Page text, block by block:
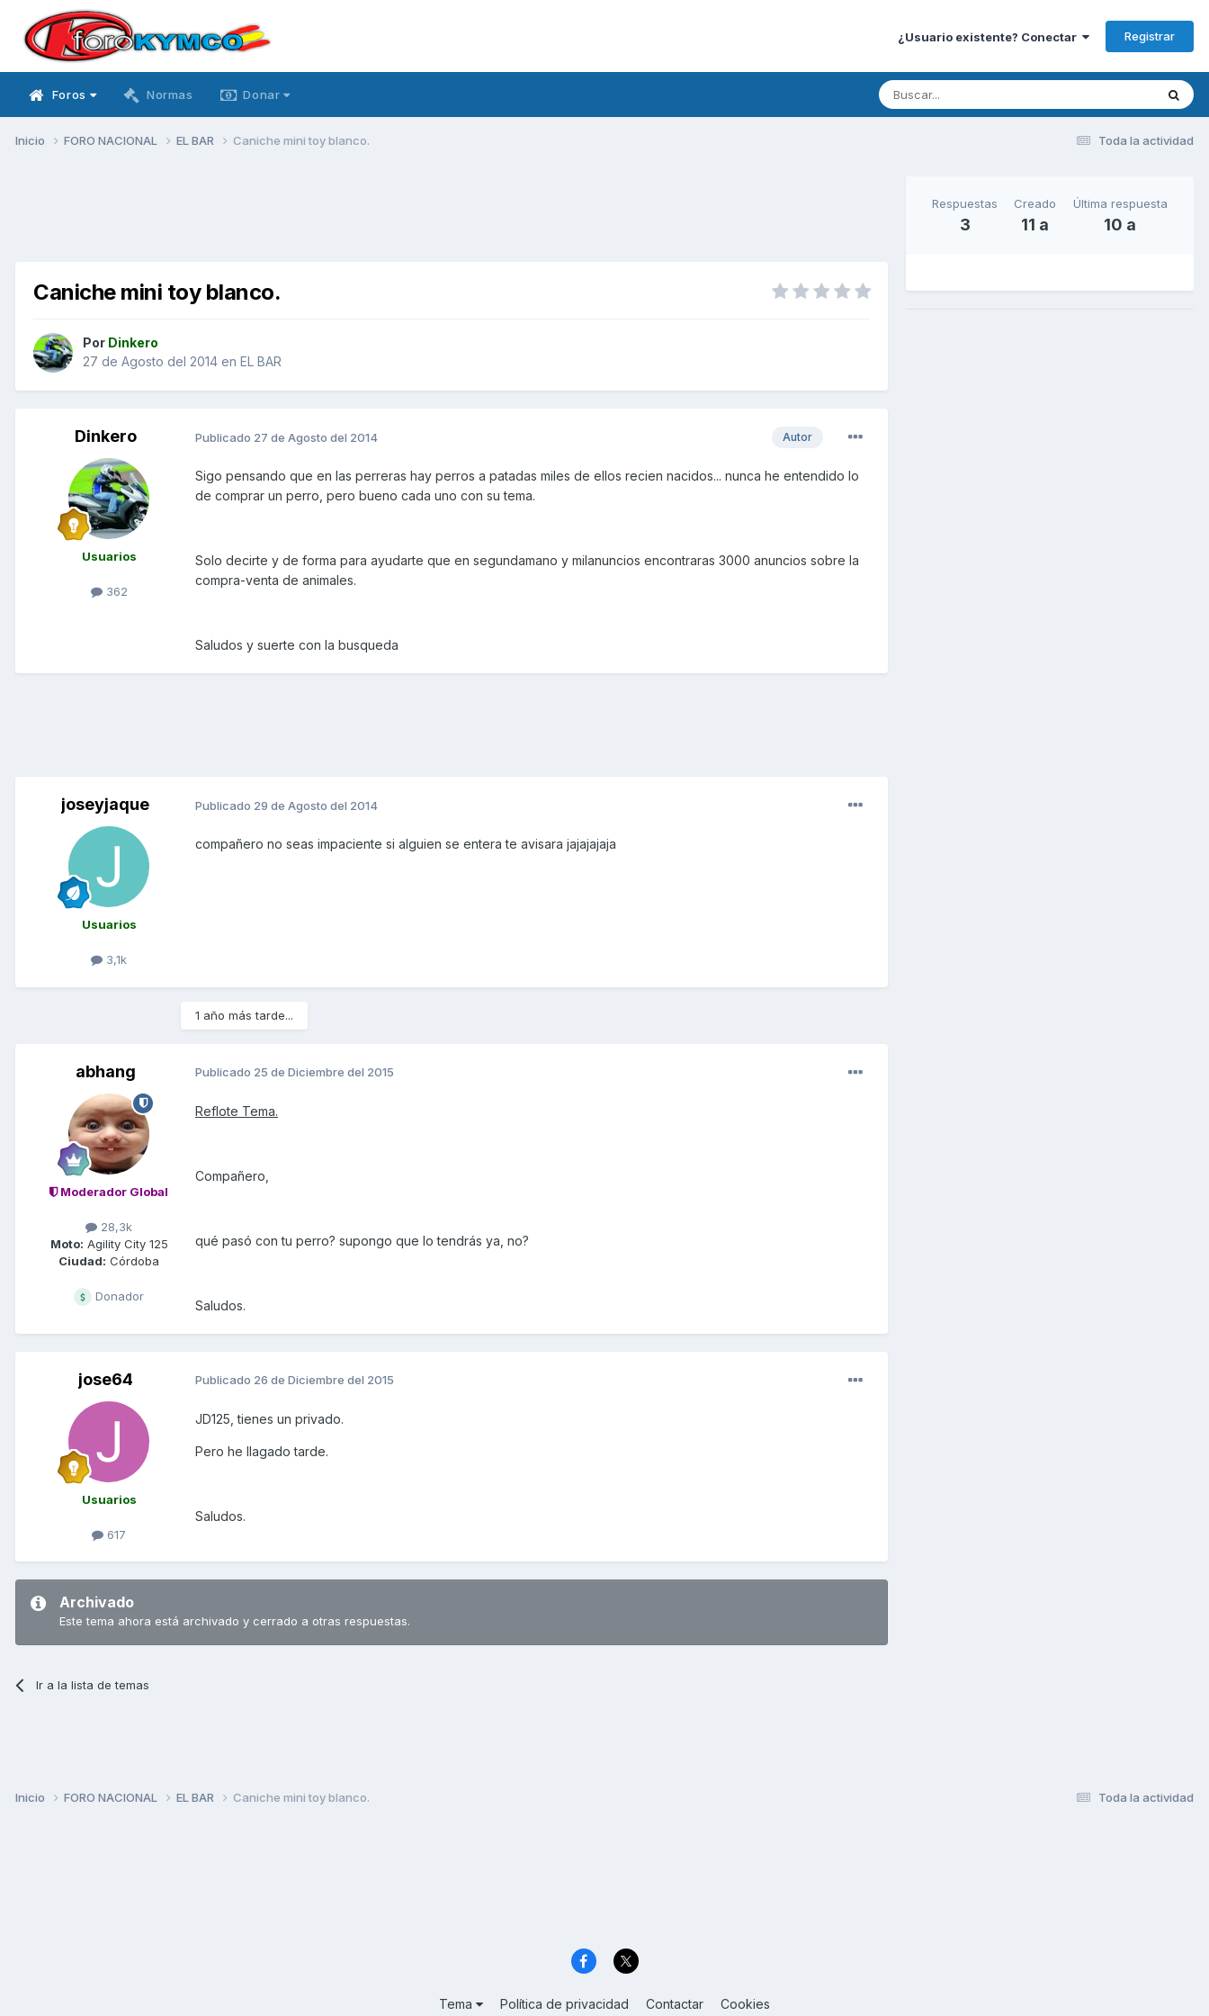
¿Usuario existente? Conectar Registrar
Foros Normas Donar
Toda la actividad
Inicio FORO NACIONAL EL BAR Caniche mini toy blanco.
Caniche mini toy blanco.
Por Dinkero
27 de Agosto del 2014 en EL BAR
Dinkero
Usuarios
362
Autor
Publicado 27 de Agosto del 2014
Sigo pensando que en las perreras hay perros a patadas miles de ellos recien nacidos... nunca he entendido lo
de comprar un perro, pero bueno cada uno con su tema.
Solo decirte y de forma para ayudarte que en segundamano y milanuncios encontraras 3000 anuncios sobre la
compra-venta de animales.
Saludos y suerte con la busqueda
joseyjaque
Usuarios
3,1k
Publicado 29 de Agosto del 2014
compañero no seas impaciente si alguien se entera te avisara jajajajaja
1 año más tarde...
abhang
Moderador Global
28,3k
Moto: Agility City 125
Ciudad: Córdoba
Donador
Publicado 25 de Diciembre del 2015
Reflote Tema.
Compañero,
qué pasó con tu perro? supongo que lo tendrás ya, no?
Saludos.
jose64
Usuarios
617
Publicado 26 de Diciembre del 2015
JD125, tienes un privado.
Pero he llagado tarde.
Saludos.
Archivado
Este tema ahora está archivado y cerrado a otras respuestas.
Ir a la lista de temas
Respuestas
3
Creado
11 a
Última respuesta
10 a
Toda la actividad
Inicio FORO NACIONAL EL BAR Caniche mini toy blanco.
Tema Política de privacidad Contactar Cookies